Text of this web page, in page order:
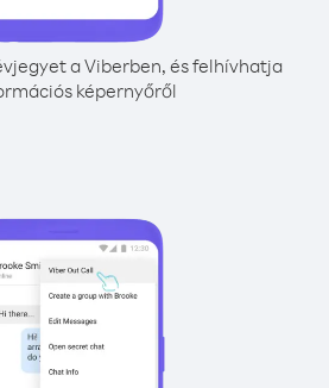
a Viberben, és felhívhatja
képernyőről